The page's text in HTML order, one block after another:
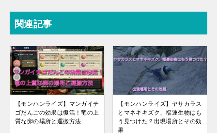
関連記事
【モンハンライズ】マンガイチ
ゴだんごの効果は復活！竜の上
質な卵の場所と運搬方法
【モンハンライズ】ヤサカラス
とマネキキズク、福運生物はも
う見つけた？出現場所とその効
果